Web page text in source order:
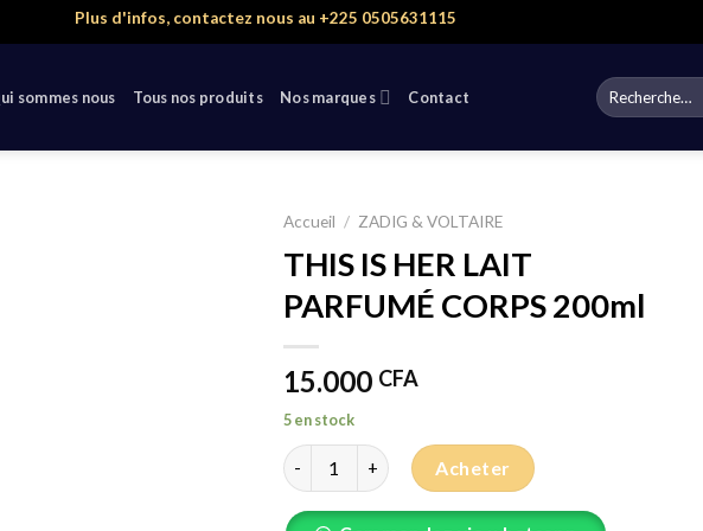
Plus d'infos, contactez nous au +225 0505631115
sommes nous Tous nos produits Nos marques Contact
Recherche
pour :
Accueil / ZADIG & VOLTAIRE
THIS IS HER LAIT
PARFUMÉ CORPS 200ml
15.000 CFA
5 en stock
quantité de THIS IS HER LAIT PARFUMÉ CORPS 200ml
Acheter